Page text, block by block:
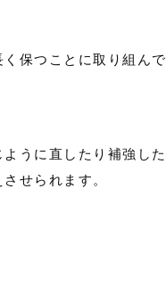
保つことに取り組んで
うに直したり補強した
せられます。